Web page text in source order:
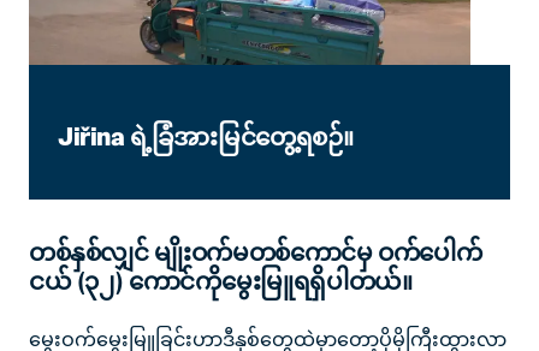
Jiřina ရဲ့ခြံအားမြင်တွေ့ရစဉ်။
တစ်နှစ်လျှင် မျိုးဝက်မတစ်ကောင်မှ ဝက်ပေါက်
ငယ် (၃၂) ကောင်ကိုမွေးမြူရရှိပါတယ်။
မွေးဝက်မွေးမြူခြင်းဟာဒီနှစ်တွေထဲမှာတော့ပိုမိုကြီးထွားလာ